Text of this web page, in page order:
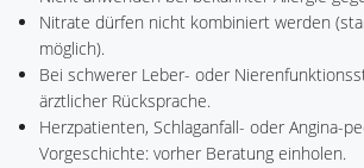
Nitrate dürfen nicht kombiniert werden
möglich).
Bei schwerer Leber- oder
ärztlicher Rücksprache.
Herzpatienten, Schlaganfall- oder Angina-
Vorgeschichte: vorher Beratung einholen.